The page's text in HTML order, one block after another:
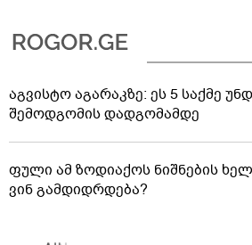
აგვისტო აგარაკზე: ეს 5 საქმე
შემოდგომის დადგომამდე
ფული ამ ზოდიაქოს ნიშნების
ვინ გამდიდრდება?